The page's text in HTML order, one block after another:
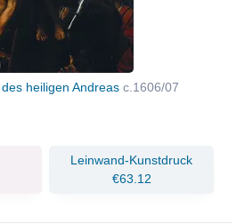
heiligen Andreas c.1606/07
Leinwand-Kunstdruck
€63.12